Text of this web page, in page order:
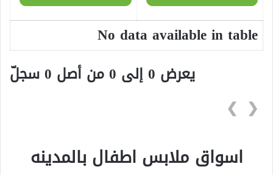
No data available in table
يعرض 0 إلى 0 من أصل 0 سجلّ
❮
❯
اسواق ملابس اطفال بالمدينه